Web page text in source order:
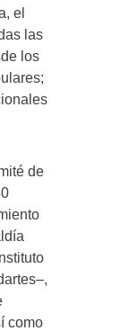
el
las
los
de
como